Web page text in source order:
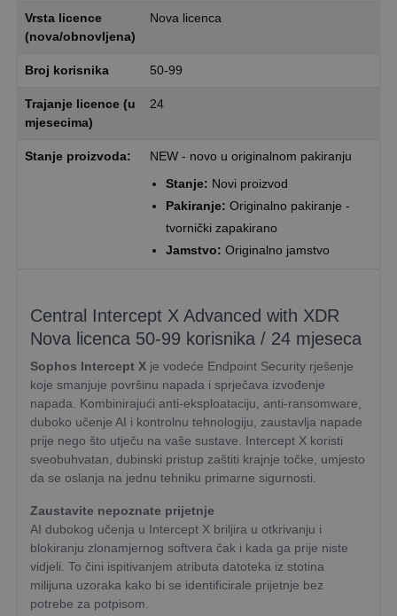
Vrsta licence
(nova/obnovljena)
Nova licenca
Broj korisnika 50-99
Trajanje licence (u
mjesecima)
24
Stanje proizvoda:
NEW - novo u originalnom pakiranju
Stanje: Novi proizvod
Pakiranje: Originalno pakiranje -
tvornički zapakirano
Jamstvo: Originalno jamstvo
Central Intercept X Advanced with XDR
Nova licenca 50-99 korisnika / 24 mjeseca
Sophos Intercept X je vodeće Endpoint Security rješenje
koje smanjuje površinu napada i sprječava izvođenje
napada. Kombinirajući anti-eksploataciju, anti-ransomware,
duboko učenje AI i kontrolnu tehnologiju, zaustavlja napade
prije nego što utječu na vaše sustave. Intercept X koristi
sveobuhvatan, dubinski pristup zaštiti krajnje točke, umjesto
da se oslanja na jednu tehniku primarne sigurnosti.
Zaustavite nepoznate prijetnje
AI dubokog učenja u Intercept X briljira u otkrivanju i
blokiranju zlonamjernog softvera čak i kada ga prije niste
vidjeli. To čini ispitivanjem atributa datoteka iz stotina
milijuna uzoraka kako bi se identificirale prijetnje bez
potrebe za potpisom.